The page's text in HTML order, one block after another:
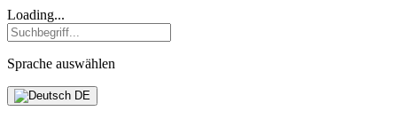
Loading...
Sprache auswählen
DE